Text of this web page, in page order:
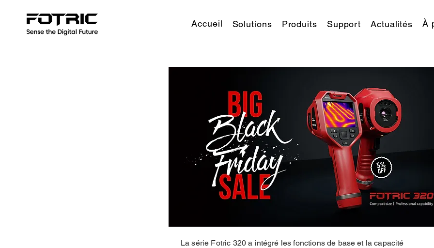
Accueil Solutions Produits Support Actualités À
La série Fotric 320 a intégré les fonctions de base et la capacité